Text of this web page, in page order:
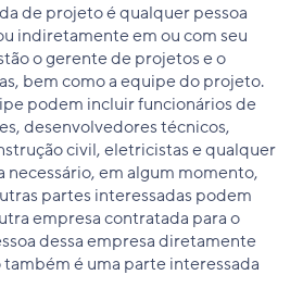
de projeto é qualquer pessoa
indiretamente em ou com seu
o gerente de projetos e o
bem como a equipe do projeto.
podem incluir funcionários de
desenvolvedores técnicos,
civil, eletricistas e qualquer
necessário, em algum momento,
partes interessadas podem
empresa contratada para o
dessa empresa diretamente
é uma parte interessada